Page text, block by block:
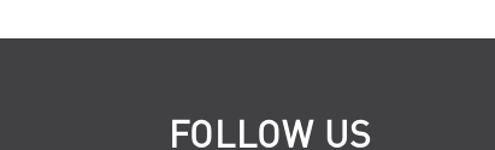
FOLLOW US